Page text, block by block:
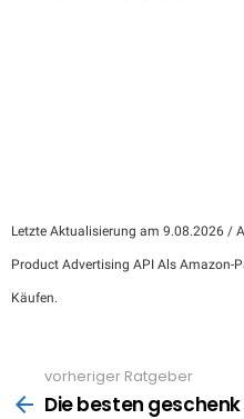
Letzte Aktualisierung am 9.08.2026 /
Product Advertising API Als Amazon-
Käufen.
more
vorheriger Ratgeber
Die besten